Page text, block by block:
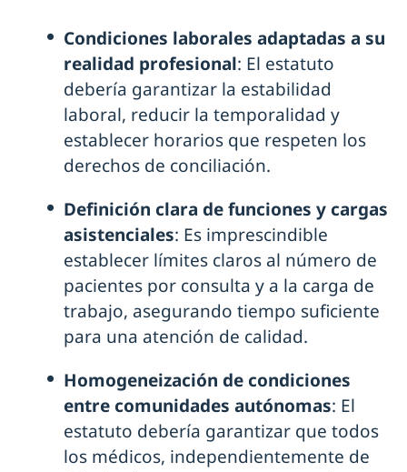
Condiciones laborales adaptadas a su
realidad profesional: El estatuto
debería garantizar la estabilidad
laboral, reducir la temporalidad y
establecer horarios que respeten los
derechos de conciliación.
Definición clara de funciones y cargas
asistenciales: Es imprescindible
establecer límites claros al número de
pacientes por consulta y a la carga de
trabajo, asegurando tiempo suficiente
para una atención de calidad.
Homogeneización de condiciones
entre comunidades autónomas: El
estatuto debería garantizar que todos
los médicos, independientemente de